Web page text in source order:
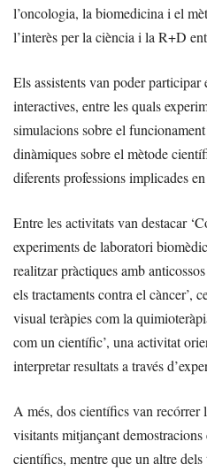
l’oncologia, la biomedicina i el
l’interès per la ciència i la R+D
Els assistents van poder participar
interactives, entre les quals
simulacions sobre el
dinàmiques sobre el mètode
diferents professions implicades
Entre les activitats van destacar
experiments de laboratori
realitzar pràctiques amb
els tractaments contra el càncer’,
visual teràpies com la
com un científic’, una activitat
interpretar resultats a través
A més, dos científics van recórrer
visitants mitjançant
científics, mentre que un altre